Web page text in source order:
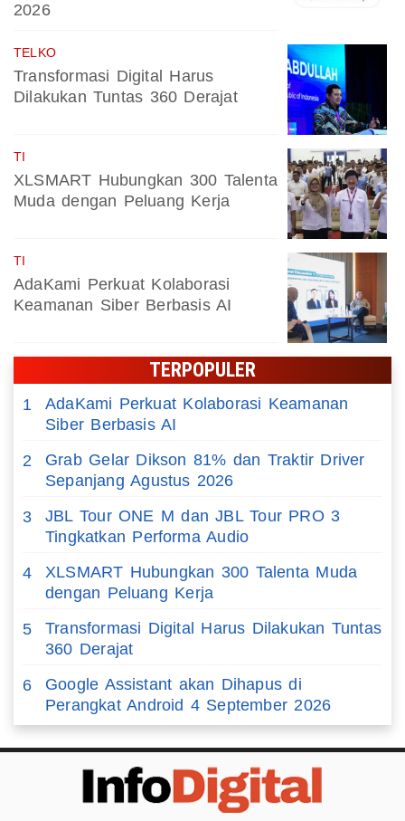
2026
TELKO
Transformasi Digital Harus
Dilakukan Tuntas 360 Derajat
TI
XLSMART Hubungkan 300 Talenta
Muda dengan Peluang Kerja
TI
AdaKami Perkuat Kolaborasi
Keamanan Siber Berbasis AI
TERPOPULER
1
AdaKami Perkuat Kolaborasi Keamanan
Siber Berbasis AI
2
Grab Gelar Dikson 81% dan Traktir Driver
Sepanjang Agustus 2026
3
JBL Tour ONE M dan JBL Tour PRO 3
Tingkatkan Performa Audio
4
XLSMART Hubungkan 300 Talenta Muda
dengan Peluang Kerja
5
Transformasi Digital Harus Dilakukan Tuntas
360 Derajat
6
Google Assistant akan Dihapus di
Perangkat Android 4 September 2026